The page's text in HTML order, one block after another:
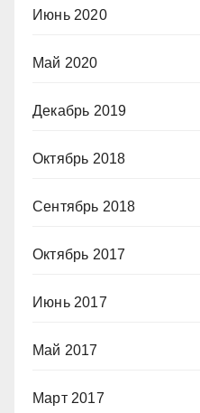
Июнь 2020
Май 2020
Декабрь 2019
Октябрь 2018
Сентябрь 2018
Октябрь 2017
Июнь 2017
Май 2017
Март 2017